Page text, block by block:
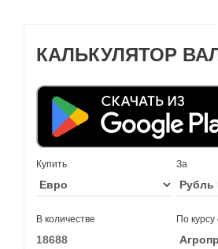
КАЛЬКУЛЯТОР
Купить За
В количестве По курсу